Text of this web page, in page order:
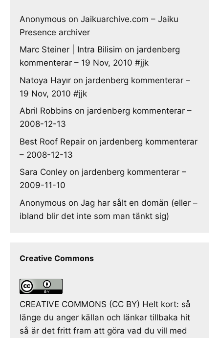
Anonymous on Jaikuarchive.com – Jaiku
Presence archiver
Marc Steiner | Intra Bilisim on jardenberg
kommenterar – 19 Nov, 2010 #jjk
Natoya Hayır on jardenberg kommenterar –
19 Nov, 2010 #jjk
Abril Robbins on jardenberg kommenterar –
2008-12-13
Best Roof Repair on jardenberg kommenterar
– 2008-12-13
Sara Conley on jardenberg kommenterar –
2009-11-10
Anonymous on Jag har sålt en domän (eller –
ibland blir det inte som man tänkt sig)
Creative Commons
CREATIVE COMMONS (CC BY) Helt kort: så
länge du anger källan och länkar tillbaka hit
så är det fritt fram att göra vad du vill med